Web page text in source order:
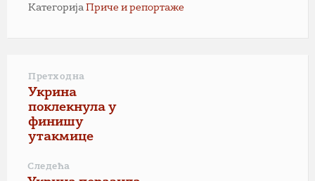
Категорија Приче и репортаже
Претходна
Укрина
поклекнула у
финишу
утакмице
Следећа